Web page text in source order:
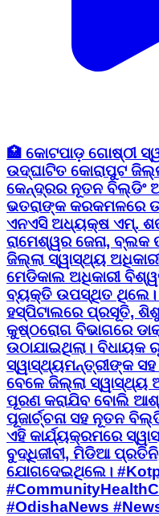
🏥 କୋଟପାଡ଼ ଗୋଷ୍ଠୀ
ଉଦ୍ଘାଟିତ କୋରାପୁଟ
କେନ୍ଦ୍ରର ନୂତନ ବିଲ୍ଡିଂ
ଭତରାଙ୍କ କରକମଳରେ
ଏନଏସି ଅଧ୍ୟକ୍ଷ ଏମ୍.
ରାମେଶ୍ୱର ଜେନା, ବ୍ଲକ
ଜିଲ୍ଲା ସ୍ୱାସ୍ଥ୍ୟ
ମେଡିକାଲ ଅଧିକାରୀ
ବ୍ୟକ୍ତି ଉପସ୍ଥିତ ଥିଲେ।
ହସ୍ପିଟାଲରେ ପ୍ରସୂତି,
କୁଷ୍ଠରୋଗ ବିଭାଗରେ
ଉଠାଯାଇଥିଲା। ବିଧାୟକ
ସ୍ୱାସ୍ଥ୍ୟମନ୍ତ୍ରୀଙ୍କ
ବେଳେ ଜିଲ୍ଲା ସ୍ୱାସ୍ଥ୍ୟ
ପୂରଣ କରାଯିବ ବୋଲି
ପୂଜାର୍ଚ୍ଚନା ସହ ନୂତନ
ଏହି କାର୍ଯ୍ୟକ୍ରମରେ
ବୁଦ୍ଧିଜୀବୀ, ମିଡିଆ ପ୍ରତିନିଧି
ଯୋଗଦେଇଥିଲେ।
#OdishaNews